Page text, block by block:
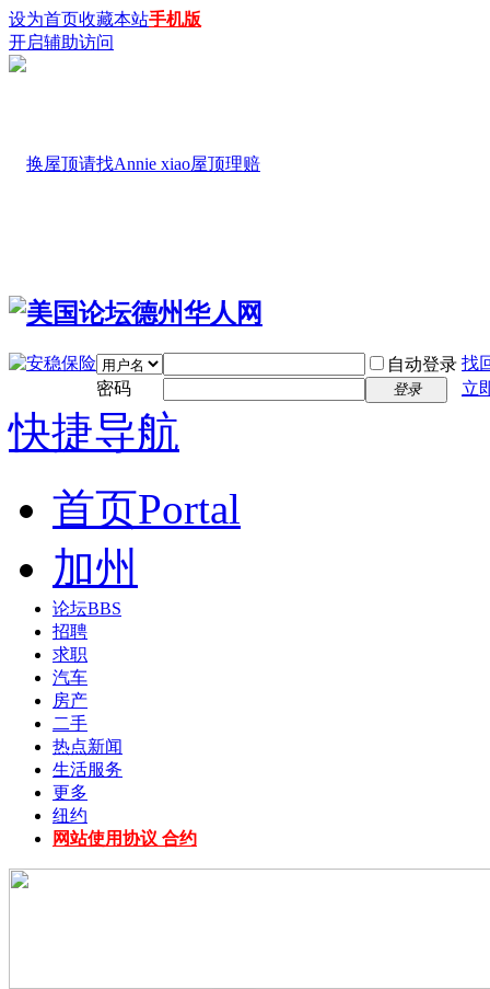
设为首页收藏本站手机版
开启辅助访问
自动登录 找
密码
登录 立
快捷导航
首页Portal
加州
论坛BBS
招聘
求职
汽车
房产
二手
热点新闻
生活服务
更多
纽约
网站使用协议 合约